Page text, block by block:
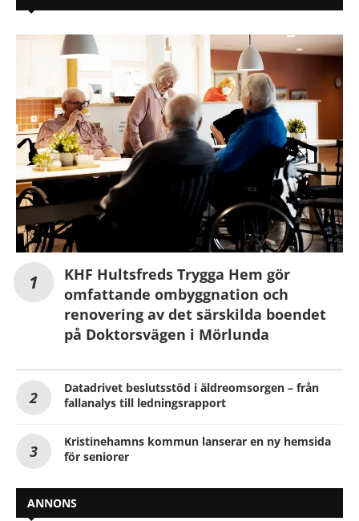
KHF Hultsfreds Trygga Hem gör
omfattande ombyggnation och
renovering av det särskilda boendet
på Doktorsvägen i Mörlunda
Datadrivet beslutsstöd i äldreomsorgen – från
fallanalys till ledningsrapport
Kristinehamns kommun lanserar en ny hemsida
för seniorer
ANNONS